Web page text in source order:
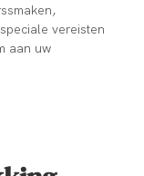
vereisten
aan uw